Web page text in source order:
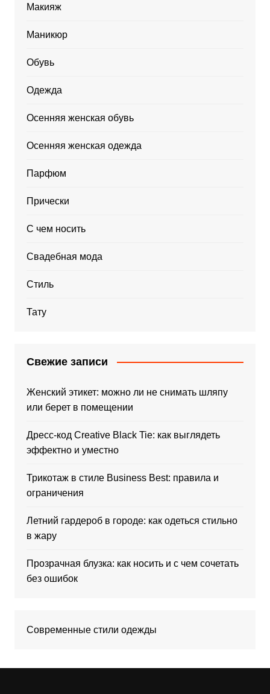
Макияж
Маникюр
Обувь
Одежда
Осенняя женская обувь
Осенняя женская одежда
Парфюм
Прически
С чем носить
Свадебная мода
Стиль
Тату
Свежие записи
Женский этикет: можно ли не снимать шляпу
или берет в помещении
Дресс-код Creative Black Tie: как выглядеть
эффектно и уместно
Трикотаж в стиле Business Best: правила и
ограничения
Летний гардероб в городе: как одеться стильно
в жару
Прозрачная блузка: как носить и с чем сочетать
без ошибок
Современные стили одежды